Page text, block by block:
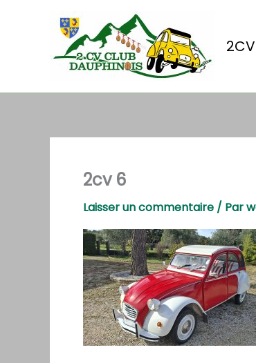
2cv 6
Laisser un commentaire / Par